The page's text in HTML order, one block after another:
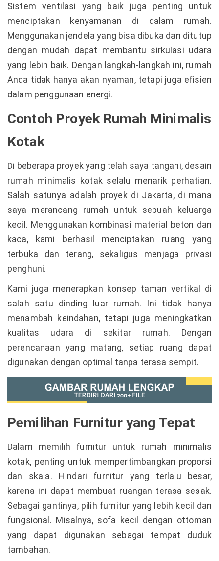
Sistem ventilasi yang baik juga penting untuk
menciptakan kenyamanan di dalam rumah.
Menggunakan jendela yang bisa dibuka dan ditutup
dengan mudah dapat membantu sirkulasi udara
yang lebih baik. Dengan langkah-langkah ini, rumah
Anda tidak hanya akan nyaman, tetapi juga efisien
dalam penggunaan energi.
Contoh Proyek Rumah Minimalis
Kotak
Di beberapa proyek yang telah saya tangani, desain
rumah minimalis kotak selalu menarik perhatian.
Salah satunya adalah proyek di Jakarta, di mana
saya merancang rumah untuk sebuah keluarga
kecil. Menggunakan kombinasi material beton dan
kaca, kami berhasil menciptakan ruang yang
terbuka dan terang, sekaligus menjaga privasi
penghuni.
Kami juga menerapkan konsep taman vertikal di
salah satu dinding luar rumah. Ini tidak hanya
menambah keindahan, tetapi juga meningkatkan
kualitas udara di sekitar rumah. Dengan
perencanaan yang matang, setiap ruang dapat
digunakan dengan optimal tanpa terasa sempit.
Pemilihan Furnitur yang Tepat
Dalam memilih furnitur untuk rumah minimalis
kotak, penting untuk mempertimbangkan proporsi
dan skala. Hindari furnitur yang terlalu besar,
karena ini dapat membuat ruangan terasa sesak.
Sebagai gantinya, pilih furnitur yang lebih kecil dan
fungsional. Misalnya, sofa kecil dengan ottoman
yang dapat digunakan sebagai tempat duduk
tambahan.